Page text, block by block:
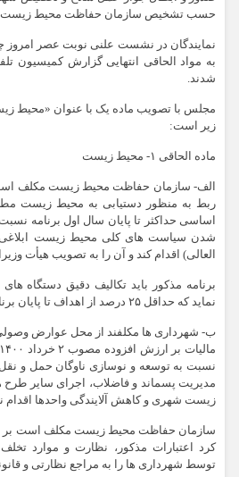
حسب تشخیص سازمان حفاظت محیط
به مواد الحاقی انتهایی گزارش کمیسیون
شدند.
مجلس با تصویب ماده یک با عنوان «محیط
زیر است:
ماده الحاقی ۱- محیط زیست
الف- سازمان حفاظت محیط زیست مکلف
اساسی حداکثر تا پایان سال اول برنامه
شدن سیاست های کلی محیط زیست
العالی) اقدام کند و آن را به تصویب هیأت
برنامه مذکور باید تکالیف دقیق دستگاه
نماید که حداقل ۲۵ درصد از اهداف تا پایان برنامه محقق گردد.
نسبت به توسعه و نوسازی ناوگان حمل و
مدیریت پسماند و فاضلاب، اجرای سایر
زیست شهری و کاهش آلایندگی واحدها اقدام
سازمان حفاظت محیط زیست مکلف است بر
کرد اعتبارات مذکور، نظارت و موارد
توسط شهرداری ها را به مراجع نظارتی و